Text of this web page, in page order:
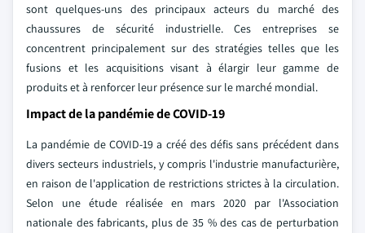
sont quelques-uns des principaux acteurs du marché des
chaussures de sécurité industrielle. Ces entreprises se
concentrent principalement sur des stratégies telles que les
fusions et les acquisitions visant à élargir leur gamme de
produits et à renforcer leur présence sur le marché mondial.
Impact de la pandémie de COVID-19
La pandémie de COVID-19 a créé des défis sans précédent dans
divers secteurs industriels, y compris l'industrie manufacturière,
en raison de l'application de restrictions strictes à la circulation.
Selon une étude réalisée en mars 2020 par l'Association
nationale des fabricants, plus de 35 % des cas de perturbation